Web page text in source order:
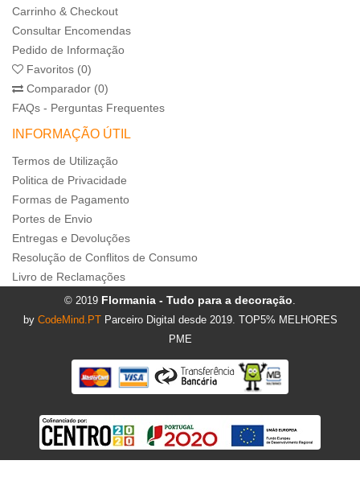
Carrinho & Checkout
Consultar Encomendas
Pedido de Informação
Favoritos (0)
Comparador (0)
FAQs - Perguntas Frequentes
INFORMAÇÃO ÚTIL
Termos de Utilização
Politica de Privacidade
Formas de Pagamento
Portes de Envio
Entregas e Devoluções
Resolução de Conflitos de Consumo
Livro de Reclamações
© 2019 Flormania - Tudo para a decoração.
by CodeMind.PT Parceiro Digital desde 2019. TOP5% MELHORES
PME